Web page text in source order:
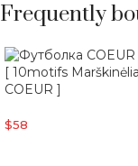
Frequently
[ 10motifs
COEUR ]
$58